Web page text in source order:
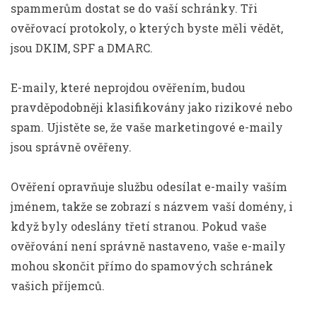
spammerům dostat se do vaší schránky. Tři
ověřovací protokoly, o kterých byste měli vědět,
jsou DKIM, SPF a DMARC.
E-maily, které neprojdou ověřením, budou
pravděpodobněji klasifikovány jako rizikové nebo
spam. Ujistěte se, že vaše marketingové e-maily
jsou správně ověřeny.
Ověření opravňuje službu odesílat e-maily vaším
jménem, ​​takže se zobrazí s názvem vaší domény, i
když byly odeslány třetí stranou. Pokud vaše
ověřování není správně nastaveno, vaše e-maily
mohou skončit přímo do spamových schránek
vašich příjemců.